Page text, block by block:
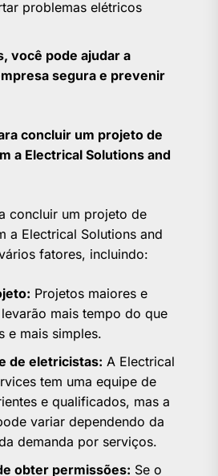
problemas elétricos
você pode ajudar a
segura e prevenir
concluir um projeto de
a Electrical Solutions and
concluir um projeto de
a Electrical Solutions and
fatores, incluindo:
Projetos maiores e
mais tempo do que
e mais simples.
de eletricistas: A Electrical
tem uma equipe de
e qualificados, mas a
variar dependendo da
demanda por serviços.
obter permissões: Se o